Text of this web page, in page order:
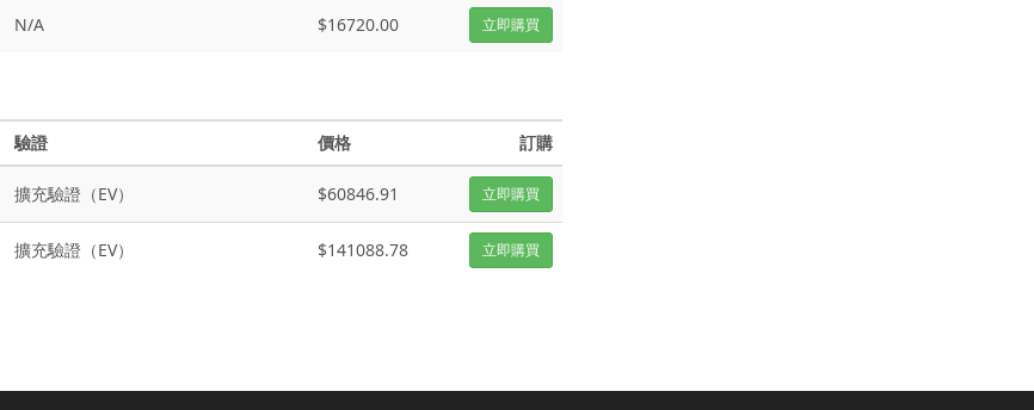
N/A $16720.00 立即購買
驗證 價格 訂購
擴充驗證（EV） $60846.91 立即購買
擴充驗證（EV） $141088.78 立即購買